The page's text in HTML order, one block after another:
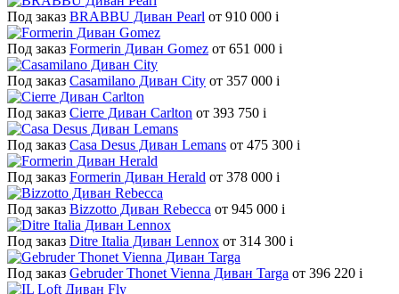
Под заказ BRABBU Диван Pearl от 910 000 i
Под заказ Formerin Диван Gomez от 651 000 i
Под заказ Casamilano Диван City от 357 000 i
Под заказ Cierre Диван Carlton от 393 750 i
Под заказ Casa Desus Диван Lemans от 475 300 i
Под заказ Formerin Диван Herald от 378 000 i
Под заказ Bizzotto Диван Rebecca от 945 000 i
Под заказ Ditre Italia Диван Lennox от 314 300 i
Под заказ Gebruder Thonet Vienna Диван Targa от 396 220 i